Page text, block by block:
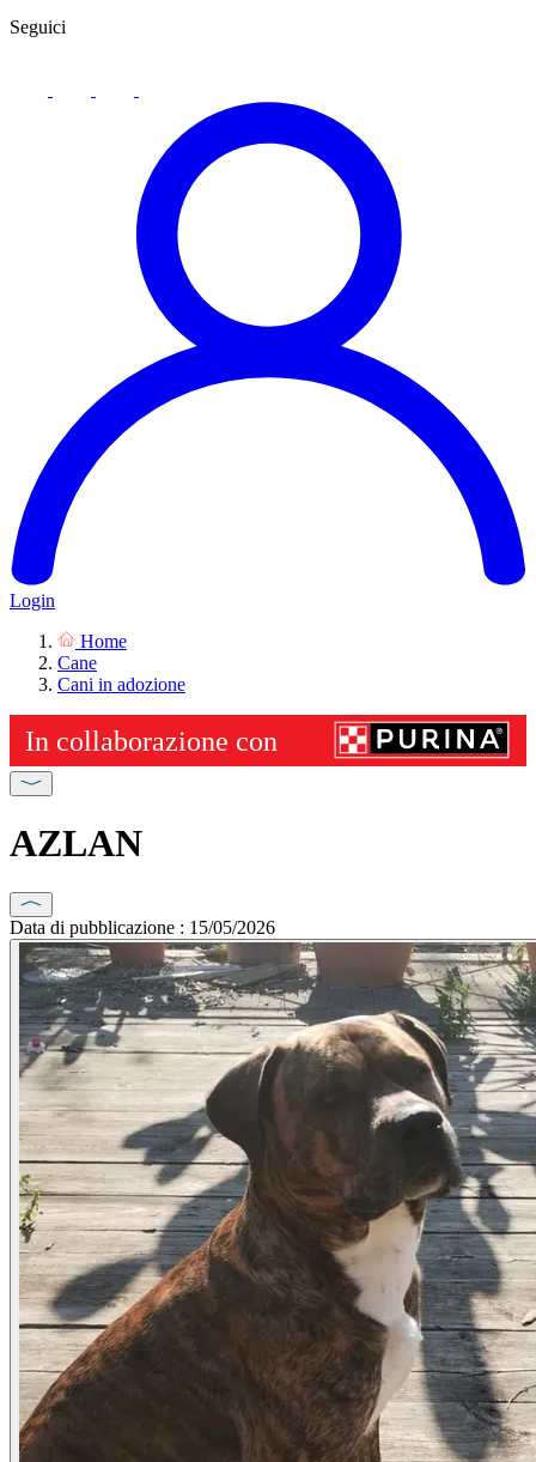
Seguici
Login
Home
Cane
Cani in adozione
AZLAN
Data di pubblicazione : 15/05/2026